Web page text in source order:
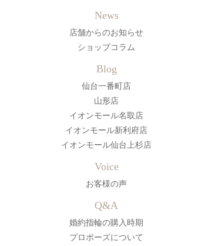
News
店舗からのお知らせ
ショップコラム
Blog
仙台一番町店
山形店
イオンモール名取店
イオンモール新利府店
イオンモール仙台上杉店
Voice
お客様の声
Q&A
婚約指輪の購入時期
プロポーズについて